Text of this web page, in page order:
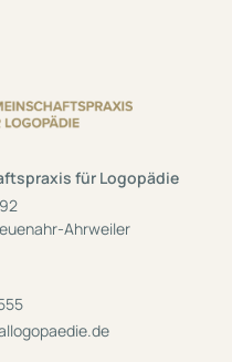
für Logopädie
Ahrweiler